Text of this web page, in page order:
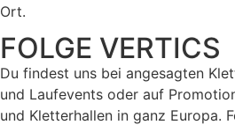
Ort.
FOLGE VERTICS
Du findest uns bei angesagten
und Laufevents oder auf
und Kletterhallen in ganz Europa.